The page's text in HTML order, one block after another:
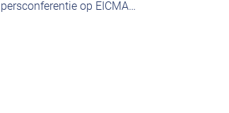
persconferentie op EICMA…